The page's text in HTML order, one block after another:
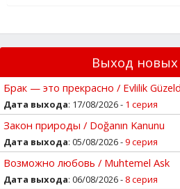
Выход
Брак — это прекрасно / Evlilik
Дата выхода: 17/08/2026 - 1 серия
Закон природы / Doğanın Kanunu
Дата выхода: 05/08/2026 -9 серия
Возможно любовь / Muhtemel Ask
Дата выхода: 06/08/2026 - 8 серия